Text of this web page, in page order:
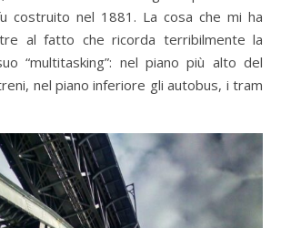
costruito nel 1881. La cosa che mi ha
al fatto che ricorda terribilmente la
“multitasking”: nel piano più alto del
nel piano inferiore gli autobus, i tram